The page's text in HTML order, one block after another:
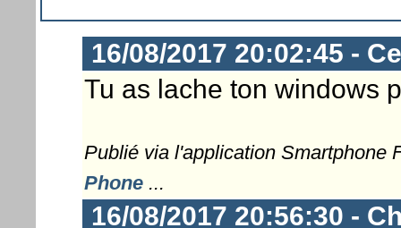
16/08/2017 20:02:45 -
Tu as lache ton windows
Publié via l'application Smartphone
Phone...
16/08/2017 20:56:30 -